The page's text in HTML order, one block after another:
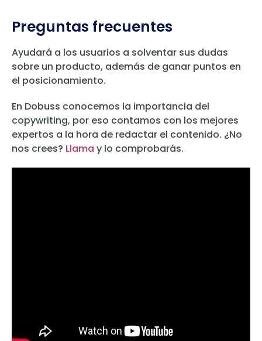
Preguntas frecuentes
Ayudará a los usuarios a solventar sus dudas
sobre un producto, además de ganar puntos en
el posicionamiento.
En Dobuss conocemos la importancia del
copywriting, por eso contamos con los mejores
expertos a la hora de redactar el contenido. ¿No
nos crees? Llama y lo comprobarás.